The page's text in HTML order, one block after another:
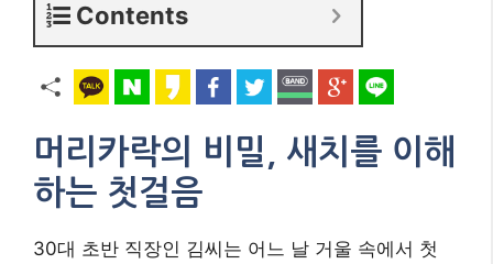
Contents
머리카락의 비밀, 새치를 이해
하는 첫걸음
30대 초반 직장인 김씨는 어느 날 거울 속에서 첫